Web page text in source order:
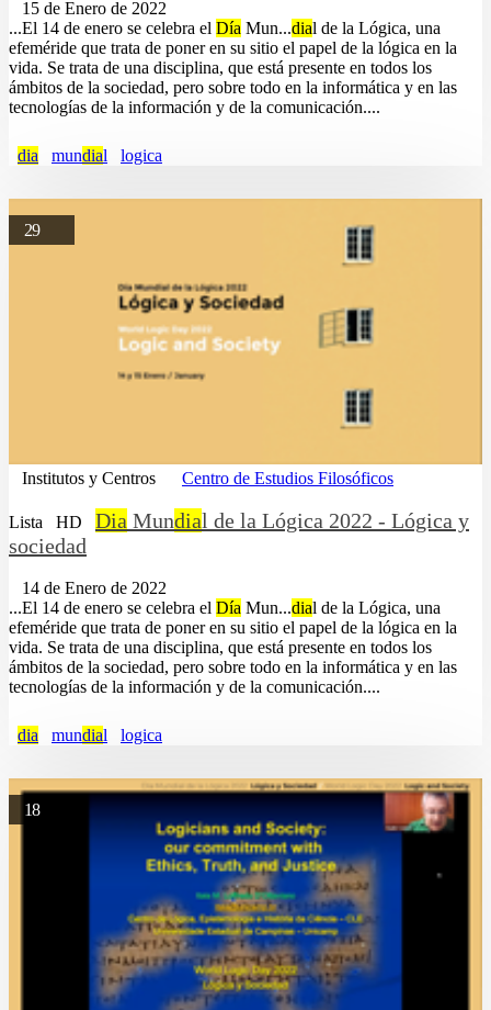
15 de Enero de 2022
...El 14 de enero se celebra el Día Mun...dial de la Lógica, una
efeméride que trata de poner en su sitio el papel de la lógica en la
vida. Se trata de una disciplina, que está presente en todos los
ámbitos de la sociedad, pero sobre todo en la informática y en las
tecnologías de la información y de la comunicación....
dia mundial logica
29
Institutos y Centros Centro de Estudios Filosóficos
Lista HD Dia Mundial de la Lógica 2022 - Lógica y
sociedad
14 de Enero de 2022
...El 14 de enero se celebra el Día Mun...dial de la Lógica, una
efeméride que trata de poner en su sitio el papel de la lógica en la
vida. Se trata de una disciplina, que está presente en todos los
ámbitos de la sociedad, pero sobre todo en la informática y en las
tecnologías de la información y de la comunicación....
dia mundial logica
18